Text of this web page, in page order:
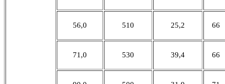
56,0 510 25,2 66
71,0 530 39,4 66